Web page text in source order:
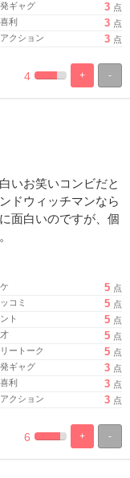
ギャグ
3 点
利
3 点
クション
3 点
-
+
%
100%
4
いお笑いコンビだと
ドウィッチマンなら
面白いのですが、個
5 点
コミ
5 点
ト
5 点
5 点
ートーク
5 点
ギャグ
3 点
利
3 点
クション
3 点
-
+
%
100%
6